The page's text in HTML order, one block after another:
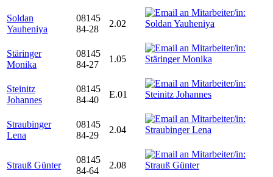
Soldan
Yauheniya
08145
84-28
2.02
Stäringer
Monika
08145
84-27
1.05
Steinitz
Johannes
08145
84-40
E.01
Straubinger
Lena
08145
84-29
2.04
Strauß Günter
08145
84-64
2.08